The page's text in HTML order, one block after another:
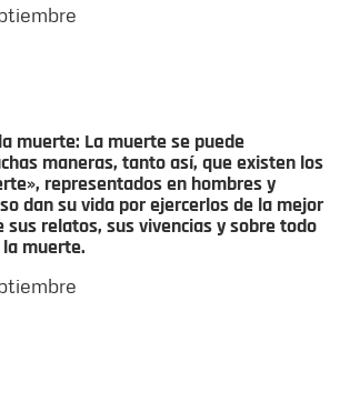
muerte: La muerte se puede
maneras, tanto así, que existen los
representados en hombres y
dan su vida por ejercerlos de la mejor
sus relatos, sus vivencias y sobre todo
muerte.